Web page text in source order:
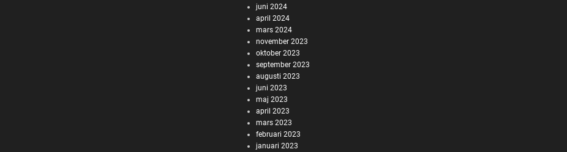
juni 2024
april 2024
mars 2024
november 2023
oktober 2023
september 2023
augusti 2023
juni 2023
maj 2023
april 2023
mars 2023
februari 2023
januari 2023